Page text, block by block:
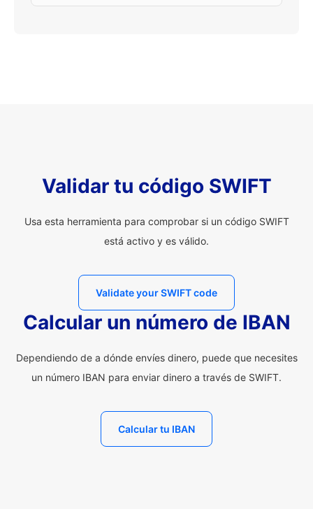
Validar tu código SWIFT
Usa esta herramienta para comprobar si un código SWIFT
está activo y es válido.
Validate your SWIFT code
Calcular un número de IBAN
Dependiendo de a dónde envíes dinero, puede que necesites
un número IBAN para enviar dinero a través de SWIFT.
Calcular tu IBAN